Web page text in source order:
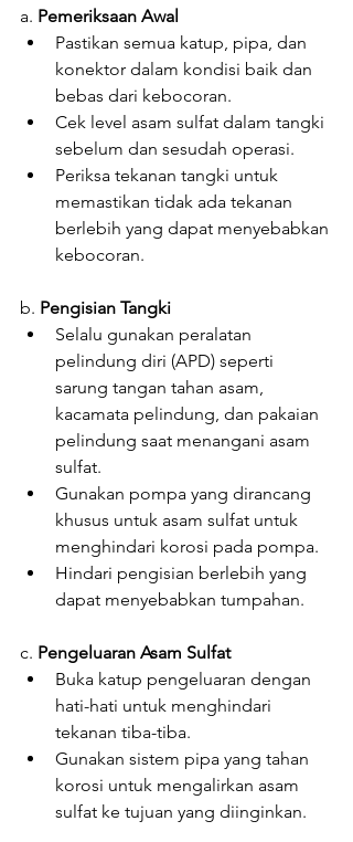
a. Pemeriksaan Awal
Pastikan semua katup, pipa, dan
konektor dalam kondisi baik dan
bebas dari kebocoran.
Cek level asam sulfat dalam tangki
sebelum dan sesudah operasi.
Periksa tekanan tangki untuk
memastikan tidak ada tekanan
berlebih yang dapat menyebabkan
kebocoran.
b. Pengisian Tangki
Selalu gunakan peralatan
pelindung diri (APD) seperti
sarung tangan tahan asam,
kacamata pelindung, dan pakaian
pelindung saat menangani asam
sulfat.
Gunakan pompa yang dirancang
khusus untuk asam sulfat untuk
menghindari korosi pada pompa.
Hindari pengisian berlebih yang
dapat menyebabkan tumpahan.
c. Pengeluaran Asam Sulfat
Buka katup pengeluaran dengan
hati-hati untuk menghindari
tekanan tiba-tiba.
Gunakan sistem pipa yang tahan
korosi untuk mengalirkan asam
sulfat ke tujuan yang diinginkan.